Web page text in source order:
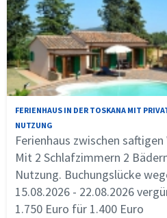
FERIENHAUS IN DER TOSKANA MIT
NUTZUNG
Ferienhaus zwischen
Mit 2 Schlafzimmern 2
Nutzung. Buchungslücke
15.08.2026 - 22.08.2026
1.750 Euro für 1.400 Euro